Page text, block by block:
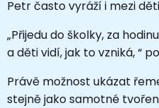
Petr často vyráží i mezi
„Přijedu do školky, za
a děti vidí, jak to vzniká, “
Právě možnost ukázat
stejně jako samotné